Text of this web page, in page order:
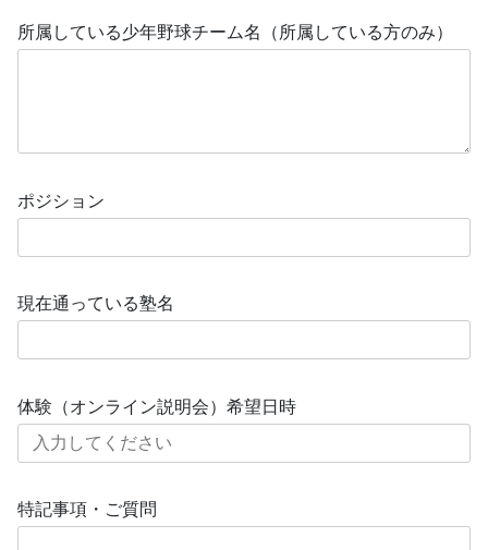
所属している少年野球チーム名（所属している方のみ）
ポジション
現在通っている塾名
体験（オンライン説明会）希望日時
特記事項・ご質問